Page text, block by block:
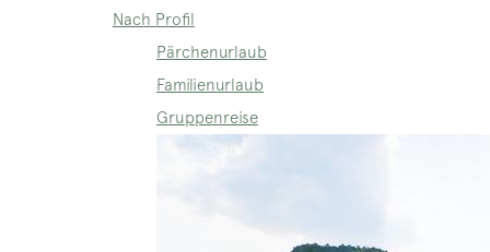
Nach Profil
Pärchenurlaub
Familienurlaub
Gruppenreise